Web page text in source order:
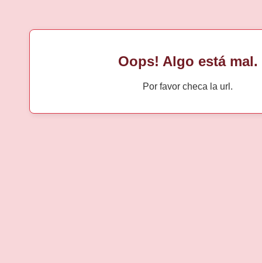
Oops! Algo está mal.
Por favor checa la url.